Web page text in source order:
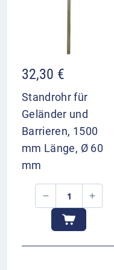
32,30 €
Standrohr für
Geländer und
Barrieren, 1500
mm Länge, Ø 60
mm